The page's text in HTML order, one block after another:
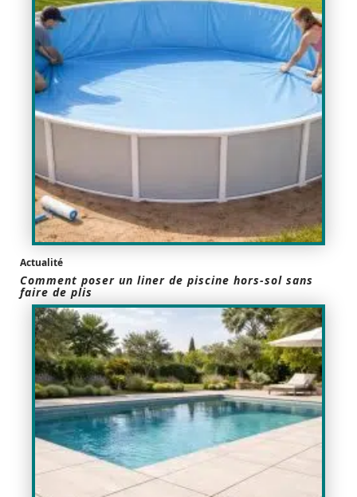
Actualité
Comment poser un liner de piscine hors-sol sans
faire de plis